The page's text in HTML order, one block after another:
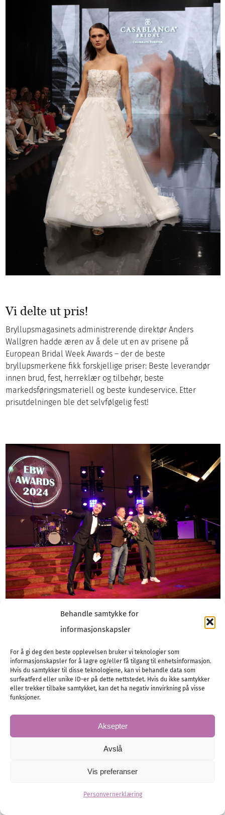
Behandle samtykke for
informasjonskapsler
For å gi deg den beste opplevelsen bruker vi teknologier som
informasjonskapsler for å lagre og/eller få tilgang til enhetsinformasjon.
Hvis du samtykker til disse teknologiene, kan vi behandle data som
surfeatferd eller unike ID-er på dette nettstedet. Hvis du ikke samtykker
eller trekker tilbake samtykket, kan det ha negativ innvirkning på visse
funksjoner.
Aksepter
Avslå
Vis preferanser
Personvernerklæring
Vi delte ut pris!
Bryllupsmagasinets administrerende direktør Anders
Wallgren hadde æren av å dele ut en av prisene på
European Bridal Week Awards – der de beste
bryllupsmerkene fikk forskjellige priser: Beste leverandør
innen brud, fest, herreklær og tilbehør, beste
markedsføringsmateriell og beste kundeservice. Etter
prisutdelningen ble det selvfølgelig fest!